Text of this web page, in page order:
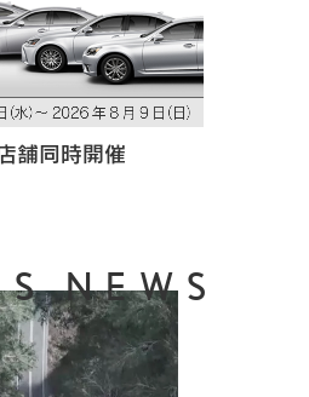
舗同時開催
NEWS